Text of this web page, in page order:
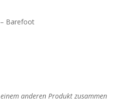
Barefoot
anderen Produkt zusammen